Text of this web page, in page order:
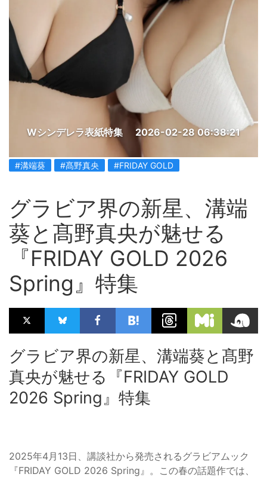
Wシンデレラ表紙特集 2026-02-28 06:38:21
#溝端葵 #髙野真央 #FRIDAY GOLD
グラビア界の新星、溝端
葵と髙野真央が魅せる
『FRIDAY GOLD 2026
Spring』特集
グラビア界の新星、溝端葵と髙野
真央が魅せる『FRIDAY GOLD
2026 Spring』特集
2025年4月13日、講談社から発売されるグラビアムック
『FRIDAY GOLD 2026 Spring』。この春の話題作では、